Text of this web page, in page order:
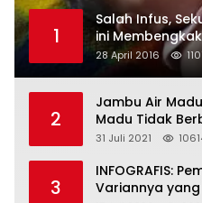
1
Salah Infus,
ini Membengkak
28 April 2016
2
Jambu Air
Madu Tidak
31 Juli 2021
3
INFOGRAFIS:
Variannya